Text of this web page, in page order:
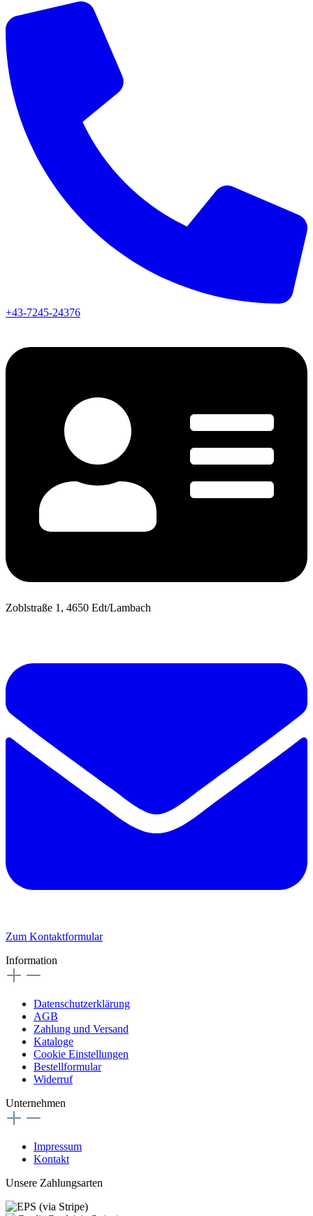
+43-7245-24376
Zoblstraße 1, 4650 Edt/Lambach
Zum Kontaktformular
Information
Datenschutzerklärung
AGB
Zahlung und Versand
Kataloge
Cookie Einstellungen
Bestellformular
Widerruf
Unternehmen
Impressum
Kontakt
Unsere Zahlungsarten